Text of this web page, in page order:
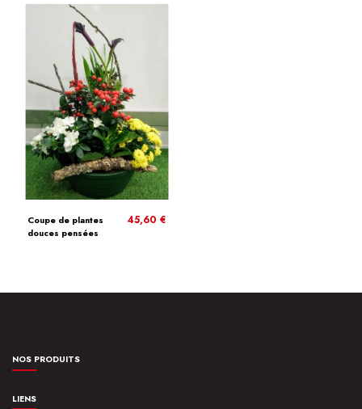
Coupe de plantes
douces pensées
45,60 €
NOS PRODUITS
LIENS